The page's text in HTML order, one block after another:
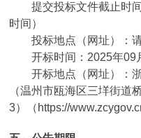
提交投标文件截止时间
时间）
投标地点（网址）：
开标时间： 2025年09
开标地点（网址）：
（温州市瓯海区三垟街道
3）（https://